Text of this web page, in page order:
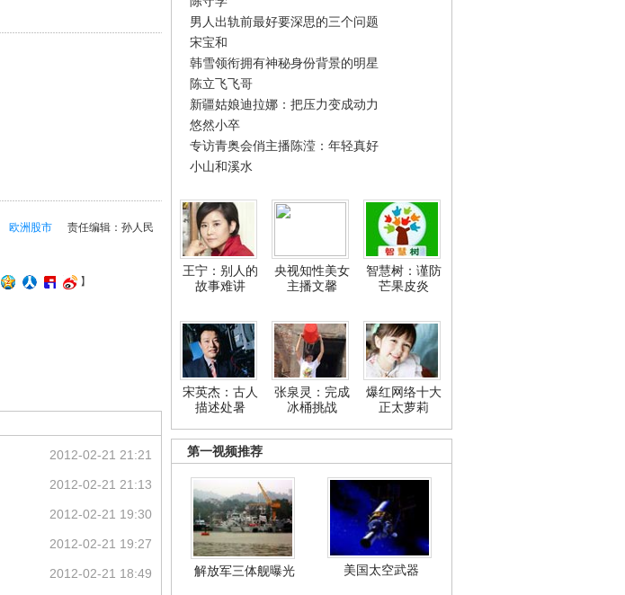
男人出轨前最好要深思的三个问题
宋宝和
韩雪领衔拥有神秘身份背景的明星
陈立飞飞哥
新疆姑娘迪拉娜：把压力变成动力
悠然小卒
专访青奥会俏主播陈滢：年轻真好
小山和溪水
王宁：别人的
故事难讲
央视知性美女
主播文馨
智慧树：谨防
芒果皮炎
宋英杰：古人
描述处暑
张泉灵：完成
冰桶挑战
爆红网络十大
正太萝莉
第一视频推荐
解放军三体舰曝光 美国太空武器
责任编辑：孙人民
欧洲股市
】
2012-02-21 21:21
2012-02-21 21:13
2012-02-21 19:30
2012-02-21 19:27
2012-02-21 18:49